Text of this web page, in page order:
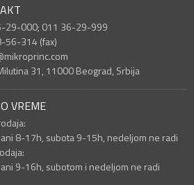
29-000; 011 36-29-999
56-314 (fax)
31, 11000 Beograd, Srbija
VREME
8-17h, subota 9-15h, nedeljom ne radi
9-16h, subotom i nedeljom ne radi